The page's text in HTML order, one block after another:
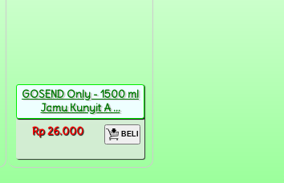
GOSEND Only - 1500 ml
Jamu Kunyit A ...
Rp 26.000
BELI